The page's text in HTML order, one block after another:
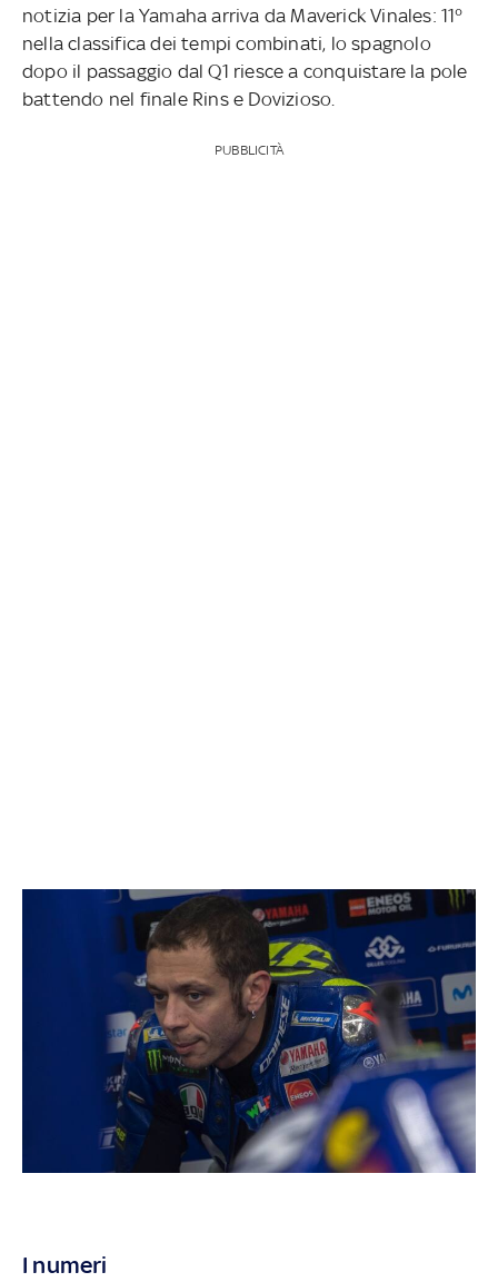
notizia per la Yamaha arriva da Maverick Vinales: 11°
nella classifica dei tempi combinati, lo spagnolo
dopo il passaggio dal Q1 riesce a conquistare la pole
battendo nel finale Rins e Dovizioso.
PUBBLICITÀ
I numeri